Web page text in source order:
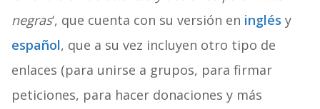
negras‘, que cuenta con su versión en inglés y
español, que a su vez incluyen otro tipo de
enlaces (para unirse a grupos, para firmar
peticiones, para hacer donaciones y más